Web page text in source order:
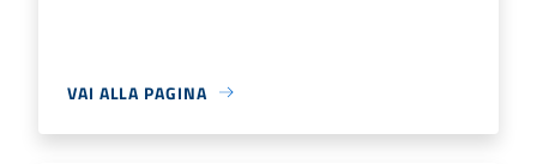
VAI ALLA PAGINA